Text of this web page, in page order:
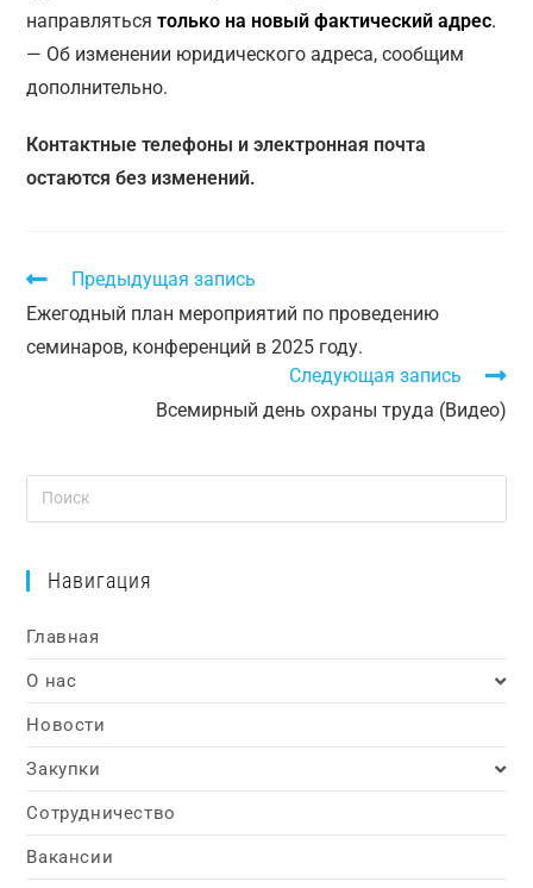
направлятьсятолько на новыйфактическийадрес.
— Об изменении юридического адреса, сообщим
дополнительно.
Контактные телефоны и электронная почта
остаются без изменений.
Предыдущая запись
Ежегодный план мероприятий по проведению
семинаров, конференций в 2025 году.
Следующая запись
Всемирный день охраны труда (Видео)
Навигация
Главная
О нас
Новости
Закупки
Сотрудничество
Вакансии